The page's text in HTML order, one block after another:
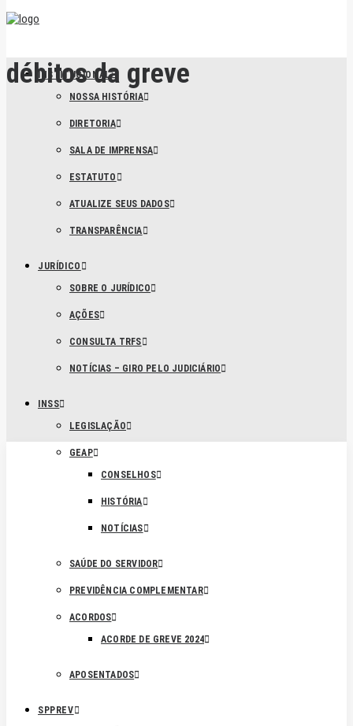
INSTITUCIONAL
NOSSA HISTÓRIA
DIRETORIA
SALA DE IMPRENSA
ESTATUTO
ATUALIZE SEUS DADOS
TRANSPARÊNCIA
JURÍDICO
SOBRE O JURÍDICO
AÇÕES
CONSULTA TRFS
NOTÍCIAS – GIRO PELO JUDICIÁRIO
INSS
LEGISLAÇÃO
GEAP
CONSELHOS
HISTÓRIA
NOTÍCIAS
SAÚDE DO SERVIDOR
PREVIDÊNCIA COMPLEMENTAR
ACORDOS
ACORDE DE GREVE 2024
APOSENTADOS
SPPREV
débitos da greve